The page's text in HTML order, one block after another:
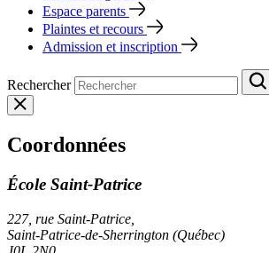
Espace parents
Plaintes et recours
Admission et inscription
Rechercher
Coordonnées
École Saint-Patrice
227, rue Saint-Patrice,
Saint-Patrice-de-Sherrington (Québec)